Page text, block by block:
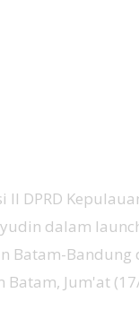
II DPRD
dalam
Batam-Bandung
Batam, Jum'at